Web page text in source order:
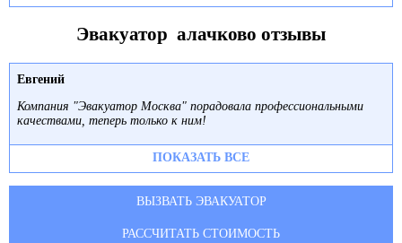
Эвакуатор алачково отзывы
Евгений
Компания "Эвакуатор Москва" порадовала профессиональными
качествами, теперь только к ним!
ПОКАЗАТЬ ВСЕ
ВЫЗВАТЬ ЭВАКУАТОР
РАССЧИТАТЬ СТОИМОСТЬ